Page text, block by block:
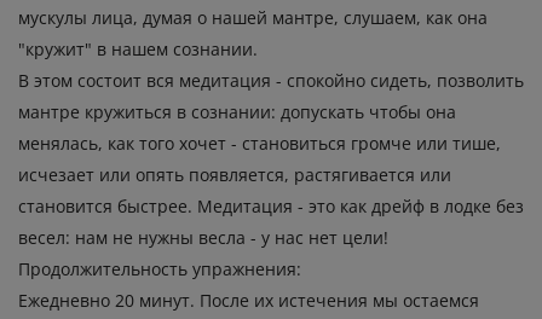
мускулы лица, думая о нашей мантре, слушаем, как она
"кружит" в нашем сознании.
В этом состоит вся медитация - спокойно сидеть, позволить
мантре кружиться в сознании: допускать чтобы она
менялась, как того хочет - становиться громче или тише,
исчезает или опять появляется, растягивается или
становится быстрее. Медитация - это как дрейф в лодке без
весел: нам не нужны весла - у нас нет цели!
Продолжительность упражнения:
Ежедневно 20 минут. После их истечения мы остаемся